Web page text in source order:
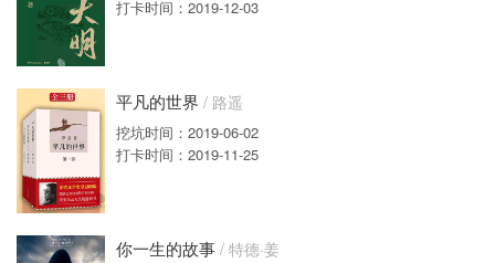
打卡时间：2019-12-03
平凡的世界 / 路遥
挖坑时间：2019-06-02
打卡时间：2019-11-25
你一生的故事 / 特德·姜